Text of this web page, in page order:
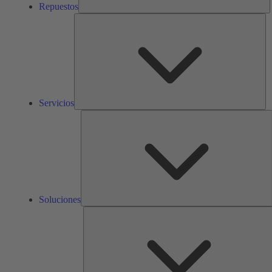
Repuestos
Servicios
Soluciones